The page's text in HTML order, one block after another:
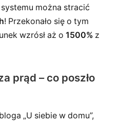
można stracić
! Przekonało się o tym
wzrósł aż o 1500% z
prąd – co poszło
„U siebie w domu”,